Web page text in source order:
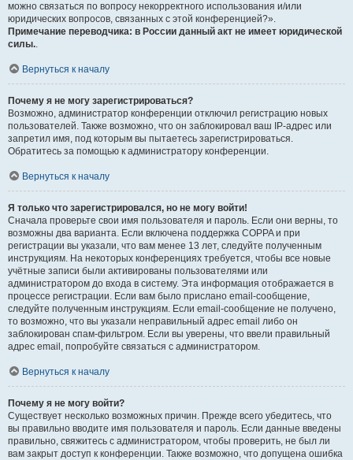
можно связаться по вопросу некорректного использования и/или
юридических вопросов, связанных с этой конференцией?».
Примечание переводчика: в России данный акт не имеет юридической
силы..
Вернуться к началу
Почему я не могу зарегистрироваться?
Возможно, администратор конференции отключил регистрацию новых
пользователей. Также возможно, что он заблокировал ваш IP-адрес или
запретил имя, под которым вы пытаетесь зарегистрироваться.
Обратитесь за помощью к администратору конференции.
Вернуться к началу
Я только что зарегистрировался, но не могу войти!
Сначала проверьте свои имя пользователя и пароль. Если они верны, то
возможны два варианта. Если включена поддержка COPPA и при
регистрации вы указали, что вам менее 13 лет, следуйте полученным
инструкциям. На некоторых конференциях требуется, чтобы все новые
учётные записи были активированы пользователями или
администратором до входа в систему. Эта информация отображается в
процессе регистрации. Если вам было прислано email-сообщение,
следуйте полученным инструкциям. Если email-сообщение не получено,
то возможно, что вы указали неправильный адрес email либо он
заблокирован спам-фильтром. Если вы уверены, что ввели правильный
адрес email, попробуйте связаться с администратором.
Вернуться к началу
Почему я не могу войти?
Существует несколько возможных причин. Прежде всего убедитесь, что
вы правильно вводите имя пользователя и пароль. Если данные введены
правильно, свяжитесь с администратором, чтобы проверить, не был ли
вам закрыт доступ к конференции. Также возможно, что допущена ошибка